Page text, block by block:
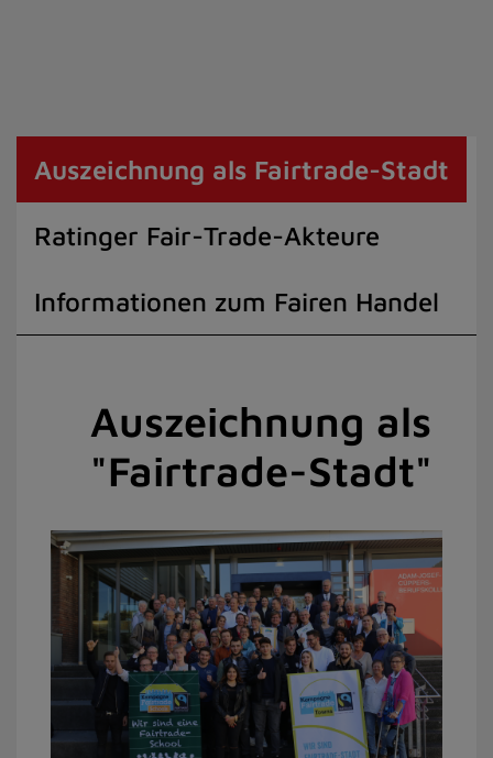
Auszeichnung als Fairtrade-Stadt
Ratinger Fair-Trade-Akteure
Informationen zum Fairen Handel
Auszeichnung als
"Fairtrade-Stadt"